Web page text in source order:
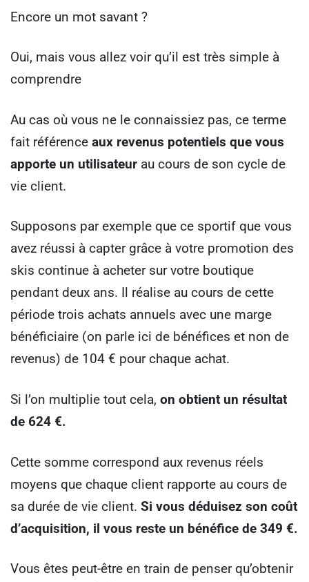
Encore un mot savant ?
Oui, mais vous allez voir qu’il est très simple à
comprendre
Au cas où vous ne le connaissiez pas, ce terme
fait référence aux revenus potentiels que vous
apporte un utilisateur au cours de son cycle de
vie client.
Supposons par exemple que ce sportif que vous
avez réussi à capter grâce à votre promotion des
skis continue à acheter sur votre boutique
pendant deux ans. Il réalise au cours de cette
période trois achats annuels avec une marge
bénéficiaire (on parle ici de bénéfices et non de
revenus) de 104 € pour chaque achat.
Si l’on multiplie tout cela, on obtient un résultat
de 624 €.
Cette somme correspond aux revenus réels
moyens que chaque client rapporte au cours de
sa durée de vie client. Si vous déduisez son coût
d’acquisition, il vous reste un bénéfice de 349 €.
Vous êtes peut-être en train de penser qu’obtenir